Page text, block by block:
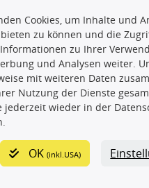
Cookies, um Inhalte und
zu können und die
zu Ihrer
und Analysen weiter.
mit weiteren Daten
Nutzung der Dienste
jederzeit wieder in der
OK(inkl.USA)